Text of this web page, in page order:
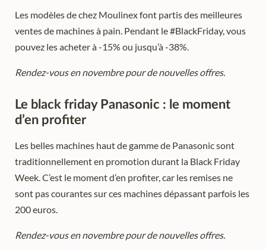
Les modèles de chez Moulinex font partis des meilleures
ventes de machines à pain. Pendant le #BlackFriday, vous
pouvez les acheter à -15% ou jusqu’à -38%.
Rendez-vous en novembre pour de nouvelles offres.
Le black friday Panasonic : le moment
d’en profiter
Les belles machines haut de gamme de Panasonic sont
traditionnellement en promotion durant la Black Friday
Week. C’est le moment d’en profiter, car les remises ne
sont pas courantes sur ces machines dépassant parfois les
200 euros.
Rendez-vous en novembre pour de nouvelles offres.